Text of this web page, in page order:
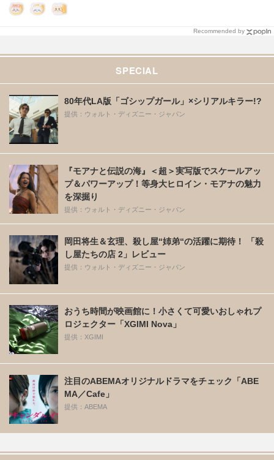
Recommended by
SPECIAL
80年代LA版「ゴシップガール」×シリアルキラー!?
提供：ウォルト・ディズニー・ジャパン
『モアナと伝説の海』＜超＞実写版でスケールアッ
プ＆パワーアップ！等身大ヒロイン・モアナの魅力
を深掘り
提供：ウォルト・ディズニー・ジャパン
岡田将生＆玄理、殺し屋“姉弟“の活躍に期待！ 「殺
し屋たちの店 2」レビュー
提供：ウォルト・ディズニー・ジャパン
おうち時間が映画館に！小さくて可愛いおしゃれプ
ロジェクター「XGIMI Nova」
提供：XGIMI
注目のABEMAオリジナルドラマをチェック「ABE
MA／Cafe」
提供：ABEMA